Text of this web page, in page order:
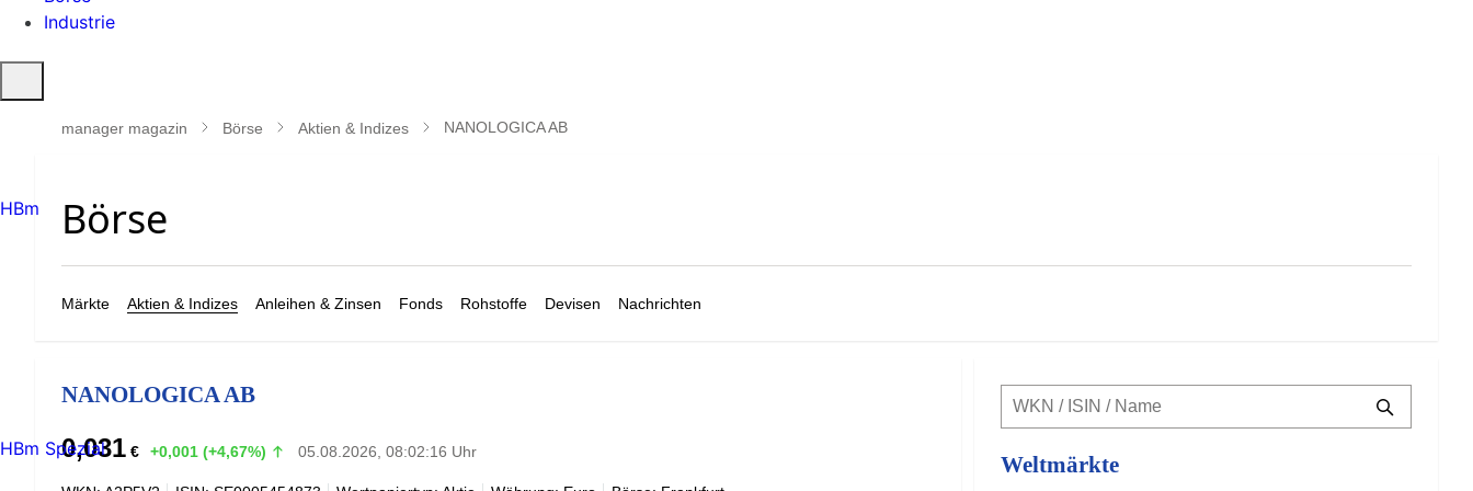
Industrie
öffnen
manager magazin Börse Aktien & Indizes NANOLOGICA AB
Märkte Aktien & Indizes Anleihen & Zinsen Fonds Rohstoffe Devisen Nachrichten
NANOLOGICA AB
0,031 € +0,001 (+4,67%) 05.08.2026, 08:02:16 Uhr
Weltmärkte
HBm
HBm Spezial